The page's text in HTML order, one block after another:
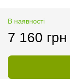
В наявності
7 160 грн